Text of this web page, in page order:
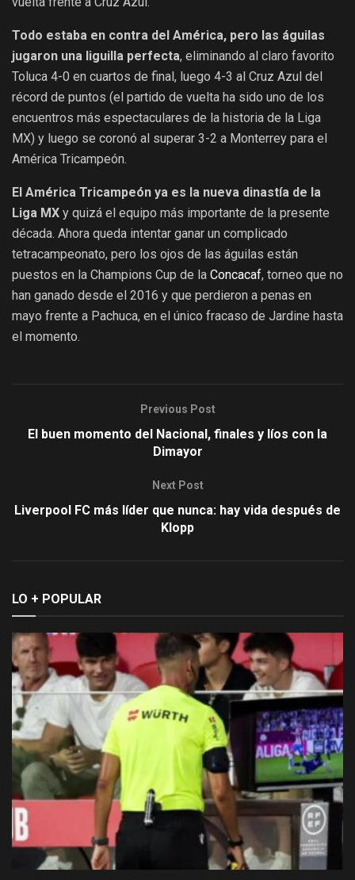
Todo estaba en contra del América, pero las águilas
jugaron una liguilla perfecta, eliminando al claro favorito
Toluca 4-0 en cuartos de final, luego 4-3 al Cruz Azul del
récord de puntos (el partido de vuelta ha sido uno de los
encuentros más espectaculares de la historia de la Liga
MX) y luego se coronó al superar 3-2 a Monterrey para el
América Tricampeón.
El América Tricampeón ya es la nueva dinastía de la
Liga MX y quizá el equipo más importante de la presente
década. Ahora queda intentar ganar un complicado
tetracampeonato, pero los ojos de las águilas están
puestos en la Champions Cup de la Concacaf, torneo que no
han ganado desde el 2016 y que perdieron a penas en
mayo frente a Pachuca, en el único fracaso de Jardine hasta
el momento.
Previous Post
El buen momento del Nacional, finales y líos con la
Dimayor
Next Post
Liverpool FC más líder que nunca: hay vida después de
Klopp
LO + POPULAR